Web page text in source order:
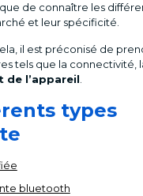
de connaître les
et leur spécificité.
il est préconisé de
tels que la connectivité,
de l’appareil
types
bluetooth